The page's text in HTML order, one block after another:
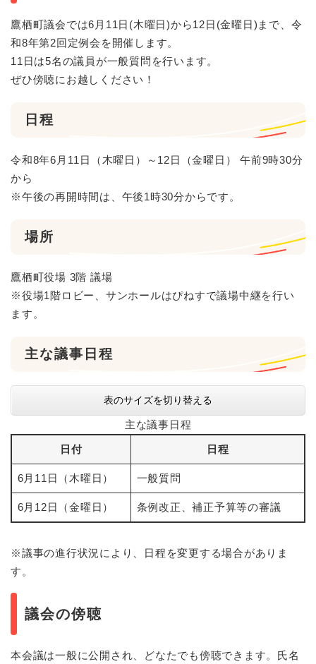
鷹栖町議会では6月11日(木曜日)から12日(金曜日)まで、令
和8年第2回定例会を開催します。
11日は5名の議員が一般質問を行います。
ぜひ傍聴にお越しください！
日程
令和8年6月11日（木曜日）～12日（金曜日） 午前9時30分
から
※午後の再開時間は、午後1時30分からです。
場所
鷹栖町役場 3階 議場
※役場1階ロビー、サンホールはぴねすで議場中継を行い
ます。
主な議事日程
表のサイズを切り替える
主な議事日程
日付 日程
6月11日（木曜日） 一般質問
6月12日（金曜日） 条例改正、補正予算等の審議
※議事の進行状況により、日程を変更する場合がありま
す。
議会の傍聴
本会議は一般に公開され、どなたでも傍聴できます。氏名